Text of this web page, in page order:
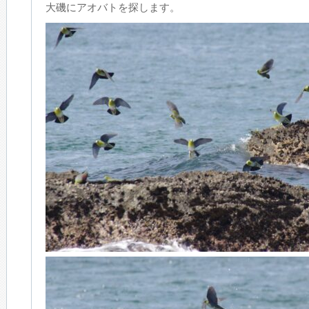
大磯にアオバトを探します。